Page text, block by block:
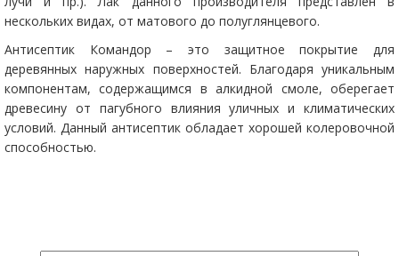
нескольких видах, от матового до полуглянцевого.
Антисептик Командор – это защитное покрытие для
деревянных наружных поверхностей. Благодаря уникальным
компонентам, содержащимся в алкидной смоле, оберегает
древесину от пагубного влияния уличных и климатических
условий. Данный антисептик обладает хорошей колеровочной
способностью.